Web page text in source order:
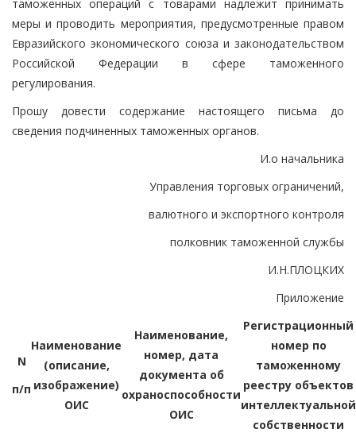
таможенных операций с товарами надлежит принимать
меры и проводить мероприятия, предусмотренные правом
Евразийского экономического союза и законодательством
Российской Федерации в сфере таможенного
регулирования.
Прошу довести содержание настоящего письма до
сведения подчиненных таможенных органов.
И.о начальника
Управления торговых ограничений,
валютного и экспортного контроля
полковник таможенной службы
И.Н.ПЛОЦКИХ
Приложение
N
п/п
Наименование
(описание,
изображение)
ОИС
Наименование,
номер, дата
документа об
охраноспособности
ОИС
Регистрационный
номер по
таможенному
реестру объектов
интеллектуальной
собственности